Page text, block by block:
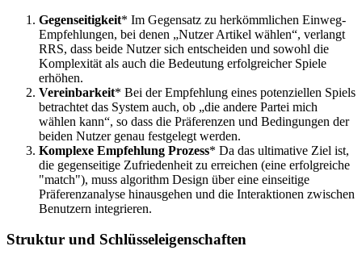
Gegenseitigkeit* Im Gegensatz zu herkömmlichen Einweg-
Empfehlungen, bei denen „Nutzer Artikel wählen“, verlangt
RRS, dass beide Nutzer sich entscheiden und sowohl die
Komplexität als auch die Bedeutung erfolgreicher Spiele
erhöhen.
Vereinbarkeit* Bei der Empfehlung eines potenziellen Spiels
betrachtet das System auch, ob „die andere Partei mich
wählen kann“, so dass die Präferenzen und Bedingungen der
beiden Nutzer genau festgelegt werden.
Komplexe Empfehlung Prozess* Da das ultimative Ziel ist,
die gegenseitige Zufriedenheit zu erreichen (eine erfolgreiche
"match"), muss algorithm Design über eine einseitige
Präferenzanalyse hinausgehen und die Interaktionen zwischen
Benutzern integrieren.
Struktur und Schlüsseleigenschaften